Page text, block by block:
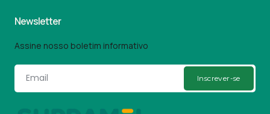
Newsletter
Assine nosso boletim informativo
Inscrever-se